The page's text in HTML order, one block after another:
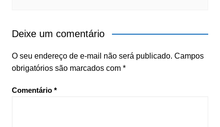
Deixe um comentário
O seu endereço de e-mail não será publicado. Campos
obrigatórios são marcados com *
Comentário *